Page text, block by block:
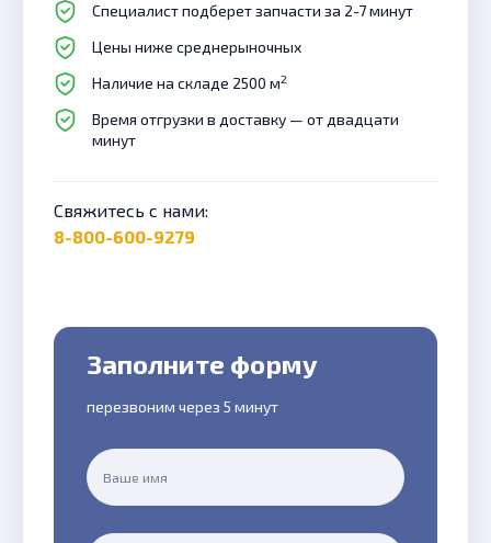
Специалист подберет запчасти за 2-7 минут
Цены ниже среднерыночных
Наличие на складе 2500 м2
Время отгрузки в доставку — от двадцати
минут
Свяжитесь с нами:
8-800-600-9279
Заполните форму
перезвоним через 5 минут
Ваше имя